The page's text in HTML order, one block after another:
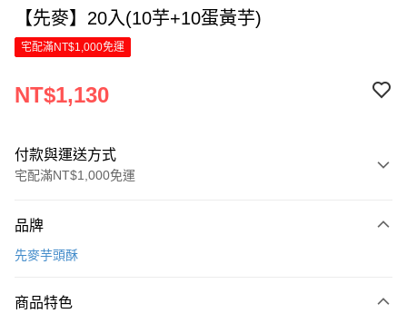
【先麥】20入(10芋+10蛋黃芋)
宅配滿NT$1,000免運
NT$1,130
付款與運送方式
宅配滿NT$1,000免運
信用卡一次付款
Apple Pay
品牌
先麥芋頭酥
商品特色